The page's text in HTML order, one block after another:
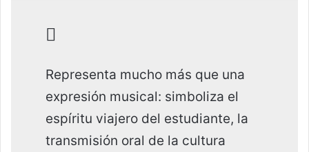
Representa mucho más que una
expresión musical: simboliza el
espíritu viajero del estudiante, la
transmisión oral de la cultura